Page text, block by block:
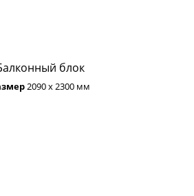
блок
2090 х 2300 мм